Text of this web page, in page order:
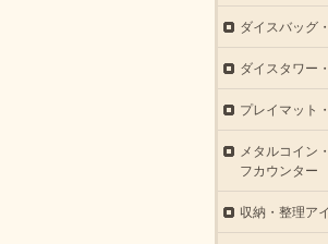
ダイスバッグ
ダイスタワー
プレイマット
メタルコイン
フカウンター
収納・整理ア